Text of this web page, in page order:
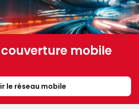
mobile
le réseau mobile